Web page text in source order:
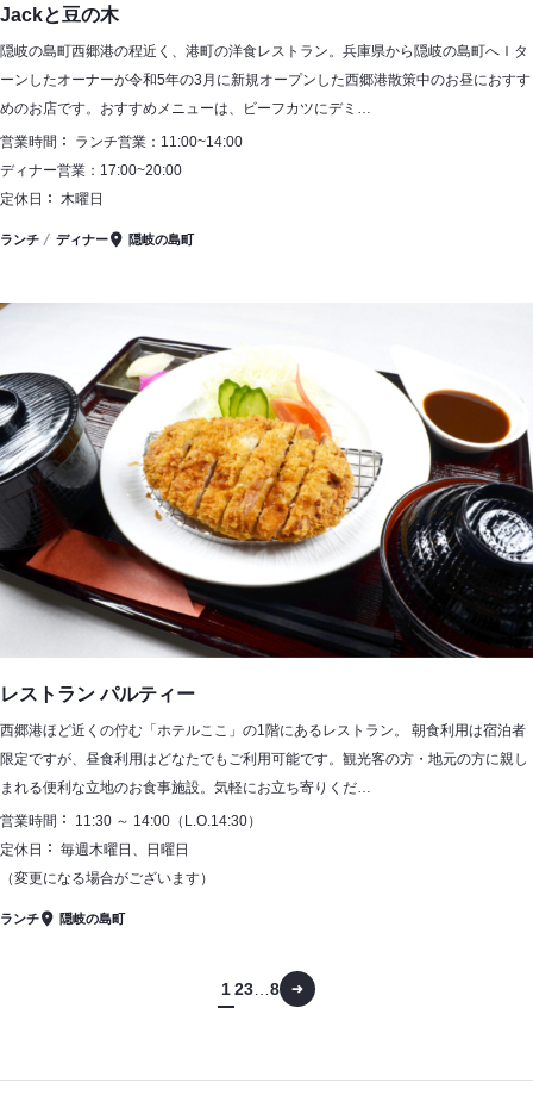
Jackと豆の木
隠岐の島町西郷港の程近く、港町の洋食レストラン。兵庫県から隠岐の島町へＩタ
ーンしたオーナーが令和5年の3月に新規オープンした西郷港散策中のお昼におすす
めのお店です。おすすめメニューは、ビーフカツにデミ…
営業時間
ランチ営業：11:00~14:00
ディナー営業：17:00~20:00
定休日
木曜日
ランチ ディナー 隠岐の島町
レストラン パルティー
西郷港ほど近くの佇む「ホテルここ」の1階にあるレストラン。 朝食利用は宿泊者
限定ですが、昼食利用はどなたでもご利用可能です。観光客の方・地元の方に親し
まれる便利な立地のお食事施設。気軽にお立ち寄りくだ…
営業時間
11:30 ～ 14:00（L.O.14:30）
定休日
毎週木曜日、日曜日
（変更になる場合がございます）
ランチ 隠岐の島町
1 23… 8